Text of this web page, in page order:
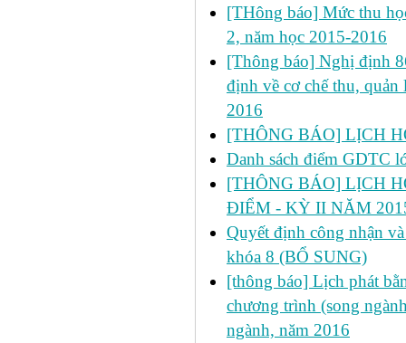
[THông báo] Mức thu
2, năm học 2015-2016
[Thông báo] Nghị định
định về cơ chế thu,
2016
[THÔNG BÁO] LỊCH
Danh sách điểm GDTC
[THÔNG BÁO] LỊCH
ĐIỂM - KỲ II NĂM
Quyết định công nhận
khóa 8 (BỔ SUNG)
[thông báo] Lịch phát
chương trình (song
ngành, năm 2016